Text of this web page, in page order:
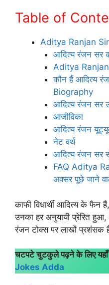
Table of
Aditya Ranjan
आदित्य रंजन सर
Aditya
कौन हैं आदित्य
Biography
आदित्य रंजन सर
आजीविका
आदित्य रंजन
नेट वर्थ
आदित्य रंजन सर
FAQ Aditya
अक्सर पूछे जाने
काफी विधार्थी आदित्य के फैन
उनका हर अनुयायी प्रेरित
रंजन टोक्स पर लाखों प्रशंसक
चटपटे चुटकुले पढ़ने के लिए
Jokes Adda